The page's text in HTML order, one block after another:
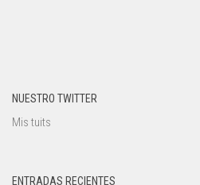
NUESTRO TWITTER
Mis tuits
ENTRADAS RECIENTES